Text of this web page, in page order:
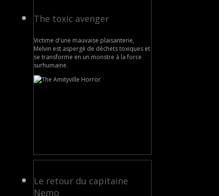
The toxic avenger
Victime d'une mauvaise plaisanterie,
Melvin est aspergé de déchets toxiques et
se transforme en un monstre à la force
surhumaine.
Le retour du capitaine
Nemo